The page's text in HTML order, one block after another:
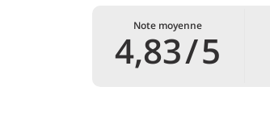
Note moyenne
4,83/5